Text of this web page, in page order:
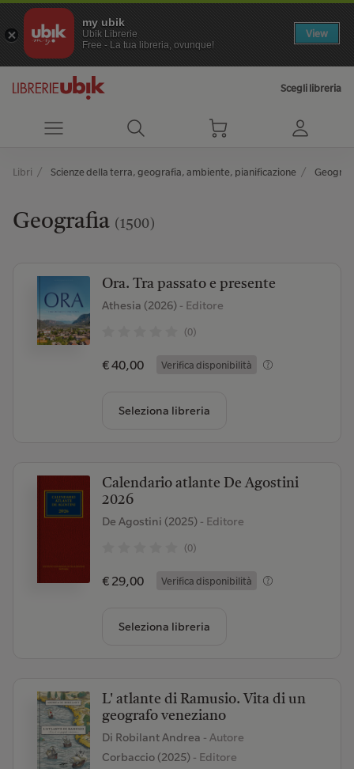
my ubik
Ubik Librerie
Free - La tua libreria, ovunque!
View
Scegli libreria
Libri Scienze della terra, geografia, ambiente, pianificazione
Geografia (1500)
Ora. Tra passato e presente
Athesia (2026)- Editore
(0)
€ 40,00 Verifica disponibilità
Seleziona libreria
Calendario atlante De Agostini
2026
De Agostini (2025)- Editore
(0)
€ 29,00 Verifica disponibilità
Seleziona libreria
L' atlante di Ramusio. Vita di un
geografo veneziano
Di Robilant Andrea - Autore
Corbaccio (2025)- Editore